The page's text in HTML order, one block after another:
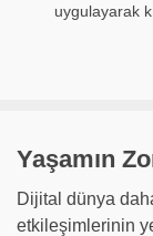
uygulayarak
Yaşamın
Dijital dünya
etkileşimlerinin